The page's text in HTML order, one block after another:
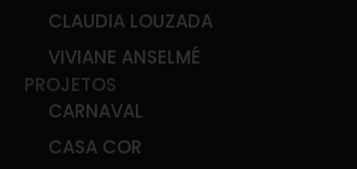
CLAUDIA LOUZADA
VIVIANE ANSELMÉ
PROJETOS
CARNAVAL
CASA COR